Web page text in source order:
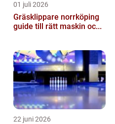
01 juli 2026
Gräsklippare norrköping
guide till rätt maskin oc...
22 juni 2026